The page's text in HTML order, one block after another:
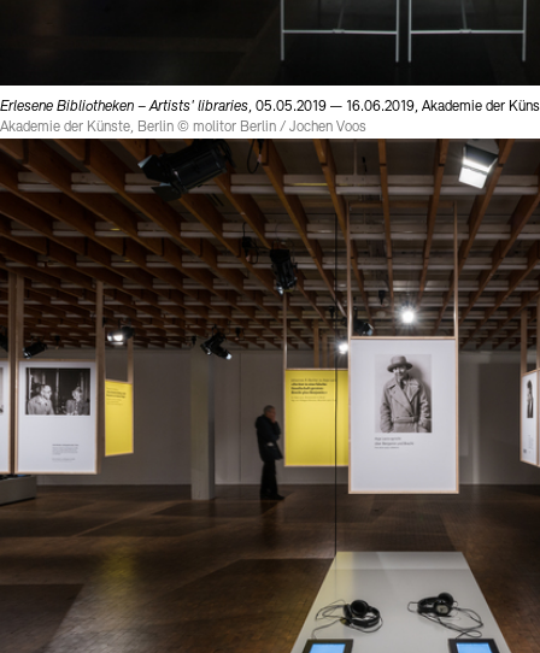
Erlesene Bibliotheken – Artists' libraries, 05.05.2019 — 16.06.2019, Akademie der
Akademie der Künste, Berlin © molitor Berlin / Jochen Voos